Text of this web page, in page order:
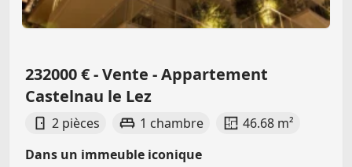
232000 € - Vente - Appartement
Castelnau le Lez
2 pièces 1 chambre
46.68 m²
Dans un immeuble iconique